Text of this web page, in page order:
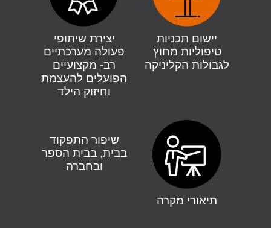
יישום תכניות
טיפוליות מחוץ
לגבולות הקליניקה
יצירת שיתופי
פעולה מערכתיים
רב- מקצועיים
הפועלים להעצמת
וחיזוק הילד
תיאורי מקרה
שיפור התפקוד
בבית, בבית הספר
ובחברה